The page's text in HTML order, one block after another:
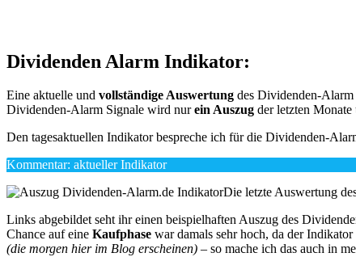
Dividenden Alarm Indikator:
Eine aktuelle und vollständige Auswertung des Dividenden-
Dividenden-Alarm Signale wird nurein Auszug der letzten
Den tagesaktuellen Indikator bespreche ich für die Dividenden-
Kommentar: aktueller Indikator
Die letzte Auswertung
Links abgebildet seht ihr einen beispielhaften Auszug des
Chance auf eine Kaufphase war damals sehr hoch, da der
(die morgen hier im Blog erscheinen) – so mache ich das auch in